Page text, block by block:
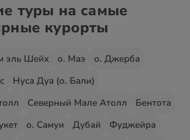
туры на самые
курорты
эль Шейх о. Маэ
о. Джерба
Нуса Дуа (о. Бали)
Северный Мале Атолл
Бентота
о. Самуи Дубай
Фуджейра